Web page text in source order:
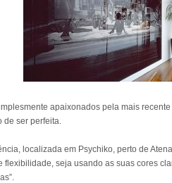
apaixonados pela mais
de ser perfeita.
localizada em Psychiko, perto de
flexibilidade, seja usando as suas cores